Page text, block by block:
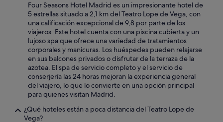
Four Seasons Hotel Madrid es un impresionante hotel de
5 estrellas situado a 2,1 km del Teatro Lope de Vega, con
una calificación excepcional de 9,8 por parte de los
viajeros. Este hotel cuenta con una piscina cubierta y un
lujoso spa que ofrece una variedad de tratamientos
corporales y manicuras. Los huéspedes pueden relajarse
en sus balcones privados o disfrutar de la terraza de la
azotea. El spa de servicio completo y el servicio de
conserjería las 24 horas mejoran la experiencia general
del viajero, lo que lo convierte en una opción principal
para quienes visitan Madrid.
¿Qué hoteles están a poca distancia del Teatro Lope de
Vega?